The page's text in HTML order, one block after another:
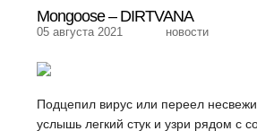
Mongoose – DIRTVANA
05 августа 2021 новости
Подцепил вирус или переел
услышь легкий стук и узри рядом с